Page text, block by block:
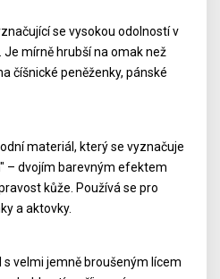
se vysokou odolností v
mírně hrubší na omak než
číšnické peněženky, pánské
materiál, který se vyznačuje
– dvojím barevným efektem
kůže. Používá se pro
a aktovky.
velmi jemně broušeným lícem